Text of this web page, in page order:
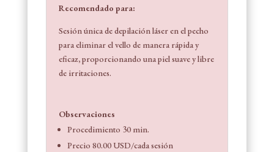
Recomendado para:
Sesión única de depilación láser en el pecho
para eliminar el vello de manera rápida y
eficaz, proporcionando una piel suave y libre
de irritaciones.
Observaciones
Procedimiento 30 min.
Precio 80.00 USD/cada sesión